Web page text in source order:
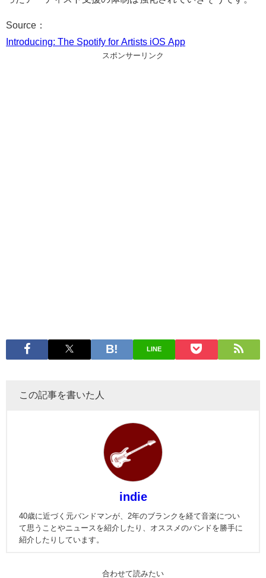
Source：
Introducing: The Spotify for Artists iOS App
スポンサーリンク
LINE
この記事を書いた人
indie
40歳に近づく元バンドマンが、2年のブランクを経て音楽につい
て思うことやニュースを紹介したり、オススメのバンドを勝手に
紹介したりしています。
合わせて読みたい